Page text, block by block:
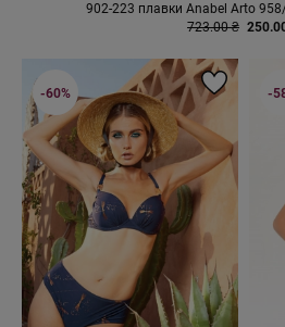
902-223 плавки Anabel Arto
723.00 ₴
-60% -